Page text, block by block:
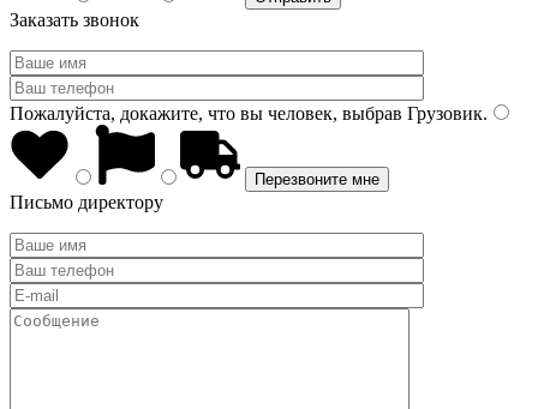
Заказать звонок
Пожалуйста, докажите, что вы человек, выбрав Грузовик.
Письмо директору